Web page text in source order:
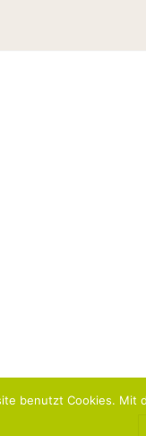
benutzt Cookies. Mit